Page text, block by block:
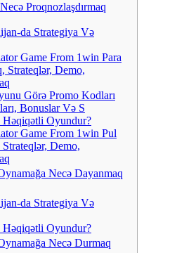
Proqnozlaşdırmaq
da Strategiya Və
Game From 1win Para
Strateqlər, Demo,
Görə Promo Kodları
Bonuslar Və S
Oyundur?
Game From 1win Pul
Demo,
Necə Dayanmaq
da Strategiya Və
Oyundur?
Necə Durmaq